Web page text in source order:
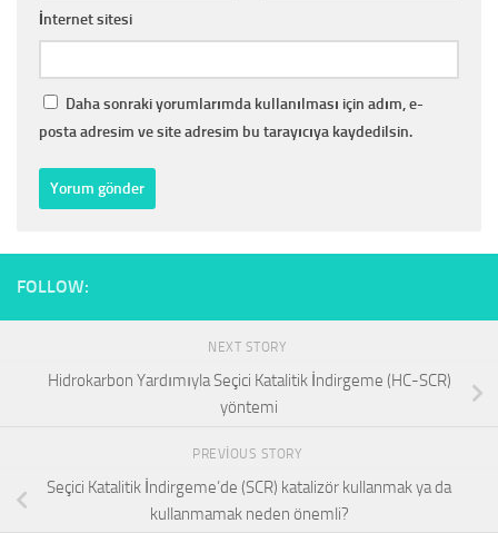
İnternet sitesi
Daha sonraki yorumlarımda kullanılması için adım, e-
posta adresim ve site adresim bu tarayıcıya kaydedilsin.
FOLLOW:
NEXT STORY
Hidrokarbon Yardımıyla Seçici Katalitik İndirgeme (HC-SCR)
yöntemi
PREVIOUS STORY
Seçici Katalitik İndirgeme’de (SCR) katalizör kullanmak ya da
kullanmamak neden önemli?